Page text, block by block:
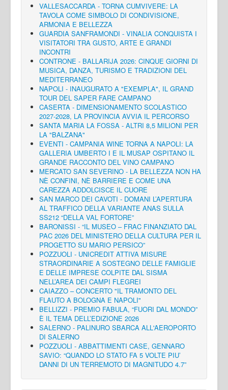
VALLESACCARDA - TORNA CUMVIVERE: LA
TAVOLA COME SIMBOLO DI CONDIVISIONE,
ARMONIA E BELLEZZA
GUARDIA SANFRAMONDI - VINALIA CONQUISTA I
VISITATORI TRA GUSTO, ARTE E GRANDI
INCONTRI
CONTRONE - BALLARIJA 2026: CINQUE GIORNI DI
MUSICA, DANZA, TURISMO E TRADIZIONI DEL
MEDITERRANEO
NAPOLI - INAUGURATO A "EXEMPLA", IL GRAND
TOUR DEL SAPER FARE CAMPANO
CASERTA - DIMENSIONAMENTO SCOLASTICO
2027-2028, LA PROVINCIA AVVIA IL PERCORSO
SANTA MARIA LA FOSSA - ALTRI 8,5 MILIONI PER
LA "BALZANA"
EVENTI - CAMPANIA WINE TORNA A NAPOLI: LA
GALLERIA UMBERTO I E IL MUSAP OSPITANO IL
GRANDE RACCONTO DEL VINO CAMPANO
MERCATO SAN SEVERINO - LA BELLEZZA NON HA
NÈ CONFINI, NÈ BARRIERE E COME UNA
CAREZZA ADDOLCISCE IL CUORE
SAN MARCO DEI CAVOTI - DOMANI L’APERTURA
AL TRAFFICO DELLA VARIANTE ANAS SULLA
SS212 “DELLA VAL FORTORE”
BARONISSI - “IL MUSEO – FRAC FINANZIATO DAL
PAC 2026 DEL MINISTERO DELLA CULTURA PER IL
PROGETTO SU MARIO PERSICO”
POZZUOLI - UNICREDIT ATTIVA MISURE
STRAORDINARIE A SOSTEGNO DELLE FAMIGLIE
E DELLE IMPRESE COLPITE DAL SISMA
NELL’AREA DEI CAMPI FLEGREI
CAIAZZO – CONCERTO "IL TRAMONTO DEL
FLAUTO A BOLOGNA E NAPOLI"
BELLIZZI - PREMIO FABULA, “FUORI DAL MONDO”
È IL TEMA DELL’EDIZIONE 2026
SALERNO - PALINURO SBARCA ALL'AEROPORTO
DI SALERNO
POZZUOLI - ABBATTIMENTI CASE, GENNARO
SAVIO: “QUANDO LO STATO FA 5 VOLTE PIU’
DANNI DI UN TERREMOTO DI MAGNITUDO 4.7”